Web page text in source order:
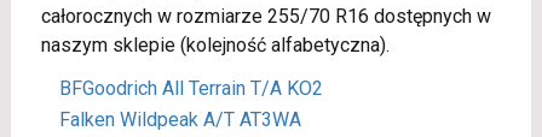
całorocznych w rozmiarze 255/70 R16 dostępnych w
naszym sklepie (kolejność alfabetyczna).
BFGoodrich All Terrain T/A KO2
Falken Wildpeak A/T AT3WA